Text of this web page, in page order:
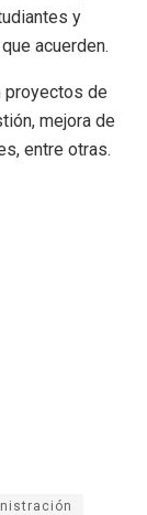
y
acuerden.
proyectos de
mejora de
entre otras.